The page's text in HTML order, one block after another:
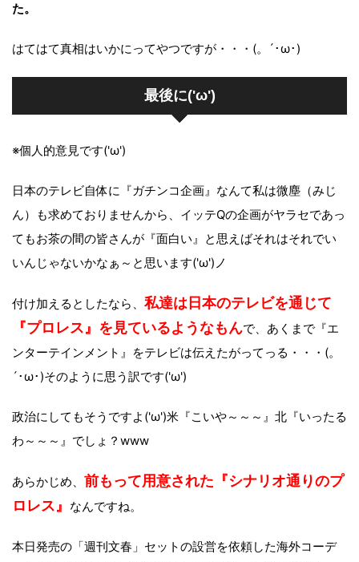
た。
はてはて真相はいかにってやつですが・・・(。´･ω･)
最後に('ω')
※個人的意見です('ω')
日本のテレビ自体に『ガチンコ企画』なんて私は微塵（みじ
ん）も求めておりませんから、イッテQの企画がヤラセであっ
てもお茶の間の皆さんが『面白い』と思えばそれはそれでい
いんじゃないかなぁ～と思います('ω')ノ
付け加えるとしたなら、 私達は日本のテレビを通じて
『プロレス』を見ているようなもんで、あくまで『エ
ンターテインメント』をテレビは伝えたがってっる・・・(。
´･ω･)そのように思う訳です('ω')
政治にしてもそうですよ('ω')米『こいや～～～』北『いったる
わ～～～』でしょ？www
あらかじめ、 前もって用意された『シナリオ通りのプ
ロレス』 なんですね。
本日発売の「週刊文春」セットの設営を依頼した海外コーデ